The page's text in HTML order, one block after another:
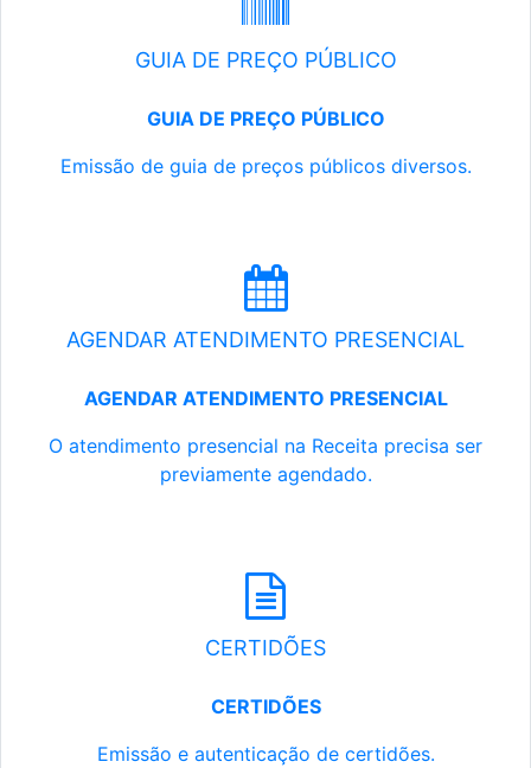
GUIA DE PREÇO PÚBLICO
GUIA DE PREÇO PÚBLICO
Emissão de guia de preços públicos diversos.
AGENDAR ATENDIMENTO PRESENCIAL
AGENDAR ATENDIMENTO PRESENCIAL
O atendimento presencial na Receita precisa ser
previamente agendado.
CERTIDÕES
CERTIDÕES
Emissão e autenticação de certidões.